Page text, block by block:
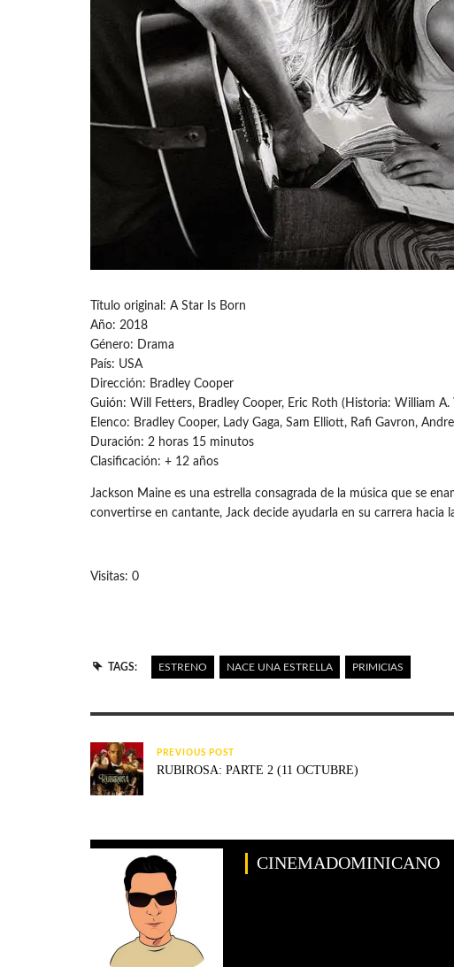
Título original: A Star Is Born
Año: 2018
Género: Drama
País: USA
Dirección: Bradley Cooper
Guión: Will Fetters, Bradley Cooper, Eric Roth (Historia: William A.
Elenco: Bradley Cooper, Lady Gaga, Sam Elliott, Rafi Gavron,
Duración: 2 horas 15 minutos
Clasificación: + 12 años
Jackson Maine es una estrella consagrada de la música que se
convertirse en cantante, Jack decide ayudarla en su carrera hacia
Visitas: 0
TAGS: ESTRENO NACE UNA ESTRELLA PRIMICIAS
PREVIOUS POST
RUBIROSA: PARTE 2 (11 OCTUBRE)
CINEMADOMINICANO